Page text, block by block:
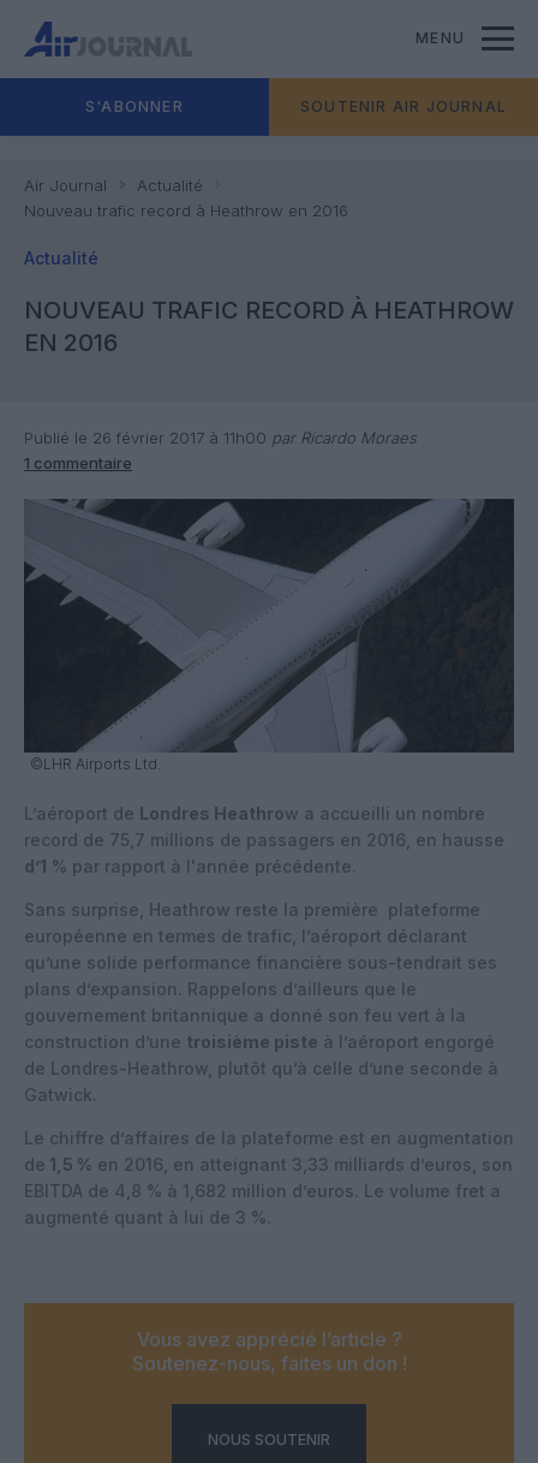
MENU
S'ABONNER SOUTENIR AIR JOURNAL
Air Journal
Actualité
Nouveau trafic record à Heathrow en 2016
Actualité
NOUVEAU TRAFIC RECORD À HEATHROW
EN 2016
Publié le 26 février 2017 à 11h00 par Ricardo Moraes
1 commentaire
©LHR Airports Ltd.
L’aéroport de Londres Heathrow a accueilli un nombre
record de 75,7 millions de passagers en 2016, en hausse
d’1 % par rapport à l'année précédente.
Sans surprise, Heathrow reste la première plateforme
européenne en termes de trafic, l’aéroport déclarant
qu’une solide performance financière sous-tendrait ses
plans d’expansion. Rappelons d’ailleurs que le
gouvernement britannique a donné son feu vert à la
construction d’une troisième piste à l’aéroport engorgé
de Londres-Heathrow, plutôt qu’à celle d’une seconde à
Gatwick.
Le chiffre d’affaires de la plateforme est en augmentation
de 1,5 % en 2016, en atteignant 3,33 milliards d’euros, son
EBITDA de 4,8 % à 1,682 million d’euros. Le volume fret a
augmenté quant à lui de 3 %.
Vous avez apprécié l’article ?
Soutenez-nous, faites un don !
NOUS SOUTENIR